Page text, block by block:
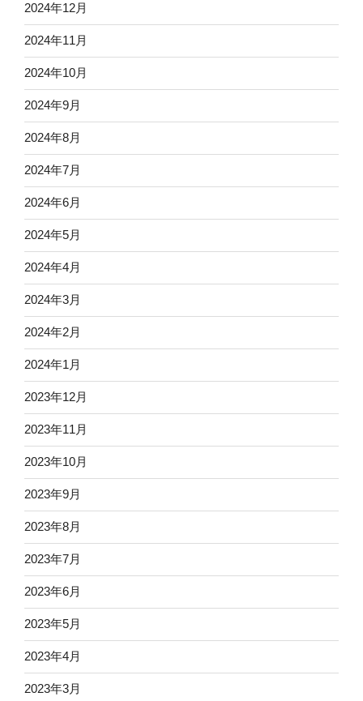
2024年12月
2024年11月
2024年10月
2024年9月
2024年8月
2024年7月
2024年6月
2024年5月
2024年4月
2024年3月
2024年2月
2024年1月
2023年12月
2023年11月
2023年10月
2023年9月
2023年8月
2023年7月
2023年6月
2023年5月
2023年4月
2023年3月